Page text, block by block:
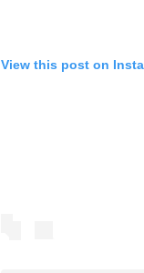
View this post on